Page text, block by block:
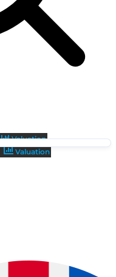
Valuation
Valuation